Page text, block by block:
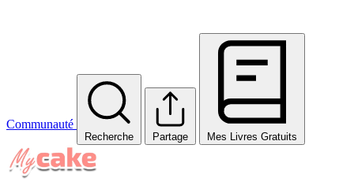
Communauté
Recherche Partage Mes Livres Gratuits